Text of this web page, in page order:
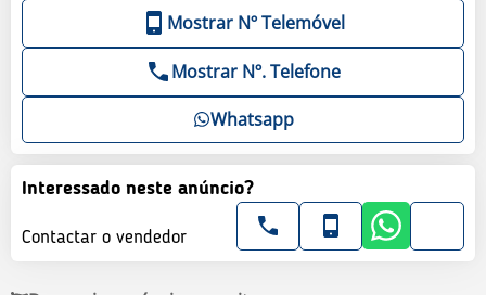
Mostrar Nº Telemóvel
Mostrar Nº. Telefone
Whatsapp
Interessado neste anúncio?
Contactar o vendedor